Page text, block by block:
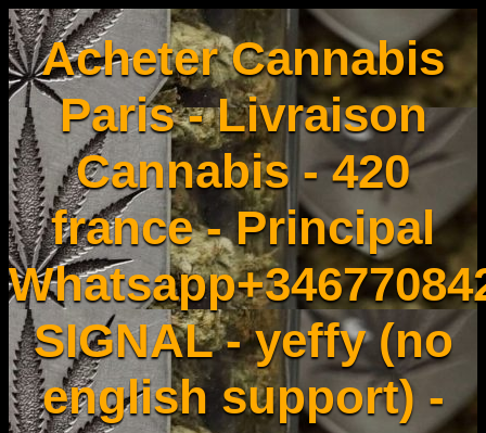
Acheter Cannabis
Paris - Livraison
Cannabis - 420
france - Principal
SIGNAL - yeffy (no
english support) -